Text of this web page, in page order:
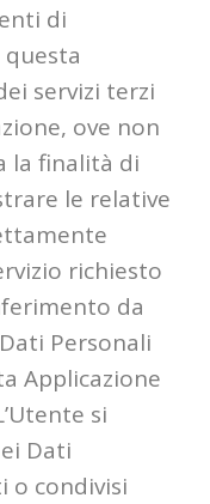
di
servizi terzi
ove non
la finalità di
le relative
richiesto
da
Personali
Applicazione
si
Dati
o condivisi